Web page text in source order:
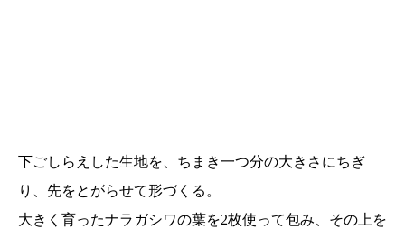
下ごしらえした生地を、ちまき一つ分の大きさにちぎ
り、先をとがらせて形づくる。
大きく育ったナラガシワの葉を2枚使って包み、その上を